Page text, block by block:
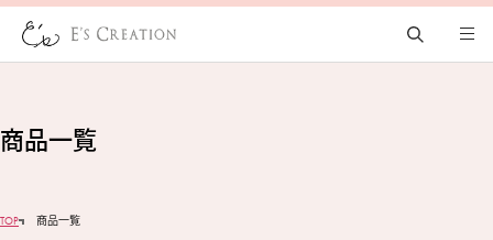
商品一覧
TOP 商品一覧